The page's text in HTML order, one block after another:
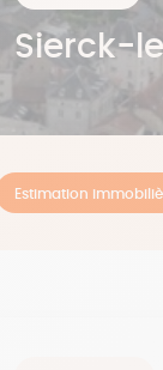
Sierck-
Estimation